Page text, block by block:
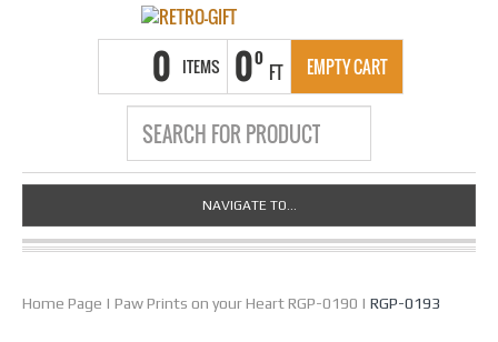
0 ITEMS 00
FT EMPTY CART
NAVIGATE TO...
Home Page | Paw Prints on your Heart RGP-0190 | RGP-0193